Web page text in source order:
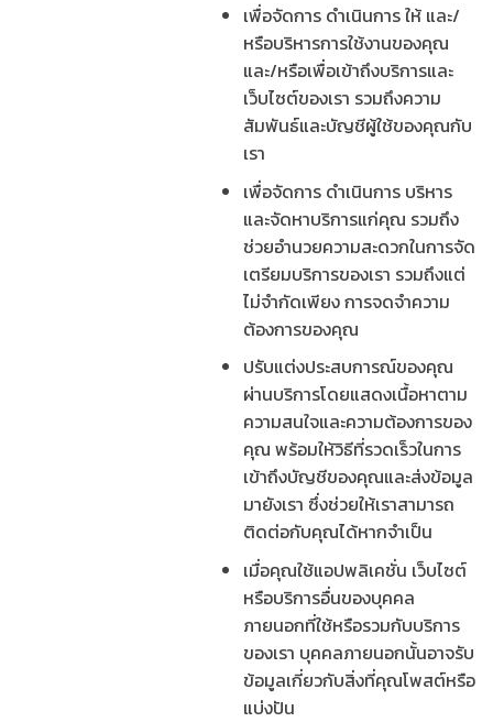
เพื่อจัดการ ดำเนินการ ให้ และ/
หรือบริหารการใช้งานของคุณ
และ/หรือเพื่อเข้าถึงบริการและ
เว็บไซต์ของเรา รวมถึงความ
สัมพันธ์และบัญชีผู้ใช้ของคุณกับ
เรา
เพื่อจัดการ ดำเนินการ บริหาร
และจัดหาบริการแก่คุณ รวมถึง
ช่วยอำนวยความสะดวกในการจัด
เตรียมบริการของเรา รวมถึงแต่
ไม่จำกัดเพียง การจดจำความ
ต้องการของคุณ
ปรับแต่งประสบการณ์ของคุณ
ผ่านบริการโดยแสดงเนื้อหาตาม
ความสนใจและความต้องการของ
คุณ พร้อมให้วิธีที่รวดเร็วในการ
เข้าถึงบัญชีของคุณและส่งข้อมูล
มายังเรา ซึ่งช่วยให้เราสามารถ
ติดต่อกับคุณได้หากจำเป็น
เมื่อคุณใช้แอปพลิเคชั่น เว็บไซต์
หรือบริการอื่นของบุคคล
ภายนอกที่ใช้หรือรวมกับบริการ
ของเรา บุคคลภายนอกนั้นอาจรับ
ข้อมูลเกี่ยวกับสิ่งที่คุณโพสต์หรือ
แบ่งปัน